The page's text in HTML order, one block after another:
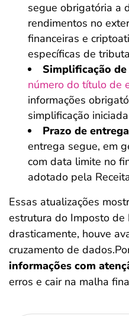
segue obrigatória a
rendimentos no
financeiras e
específicas de
Simplificação
número do título de
informações
simplificação
Prazo de
entrega segue, em
com data limite no
adotado pela
Essas atualizações
estrutura do Imposto de
drasticamente, houve
cruzamento de
informações com
erros e cair na malha